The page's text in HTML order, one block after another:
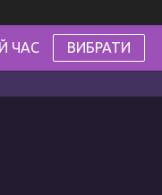
ЧАС ВИБРАТИ